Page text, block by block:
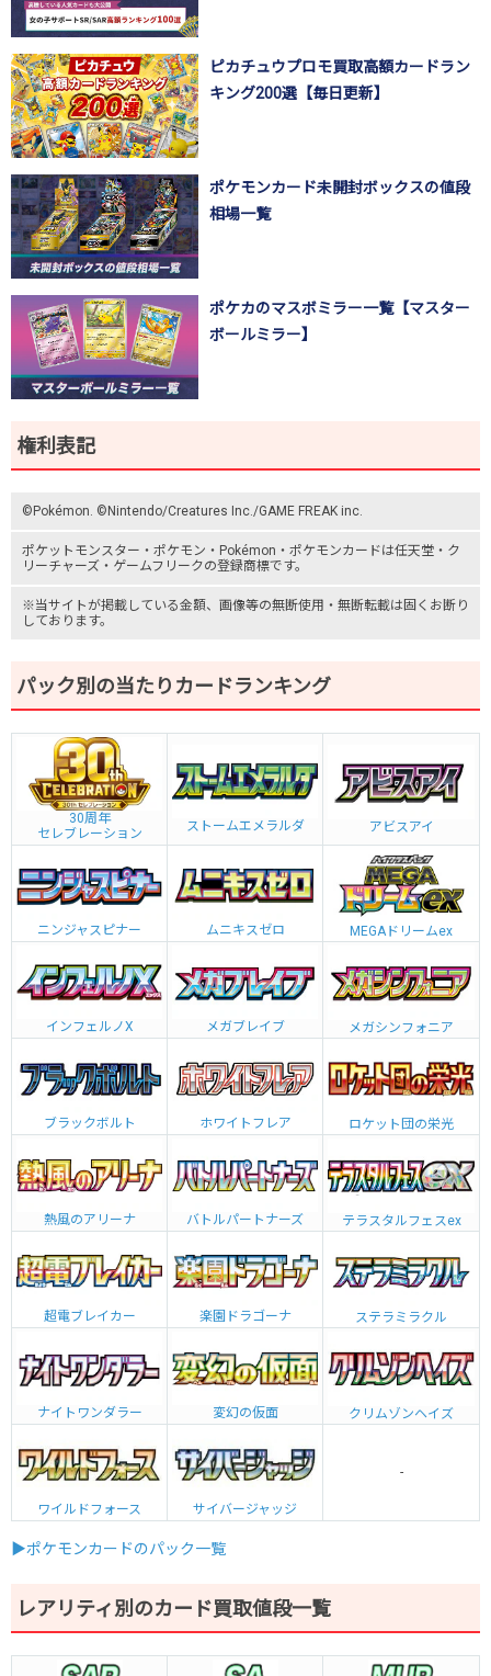
ピカチュウプロモ買取高額カードラン
キング200選【毎日更新】
ポケモンカード未開封ボックスの値段
相場一覧
ポケカのマスボミラー一覧【マスター
ボールミラー】
権利表記
©Pokémon. ©Nintendo/Creatures Inc./GAME FREAK inc.
ポケットモンスター ・ポケモン・Pokémon・ ポケモンカードは任天堂・ ク
リーチャーズ ・ ゲームフリークの登録商標です。
※当サイトが掲載している金額、画像等の無断使用・無断転載は固くお断り
しております。
パック別の当たりカードランキング
30周年
セレブレーション
ストームエメラルダ アビスアイ
ニンジャスピナー ムニキスゼロ MEGAドリームex
インフェルノX メガブレイブ メガシンフォニア
ブラックボルト ホワイトフレア ロケット団の栄光
熱風のアリーナ バトルパートナーズ テラスタルフェスex
超電ブレイカー 楽園ドラゴーナ ステラミラクル
ナイトワンダラー 変幻の仮面 クリムゾンヘイズ
ワイルドフォース サイバージャッジ
-
▶ポケモンカードのパック一覧
レアリティ別のカード買取値段一覧